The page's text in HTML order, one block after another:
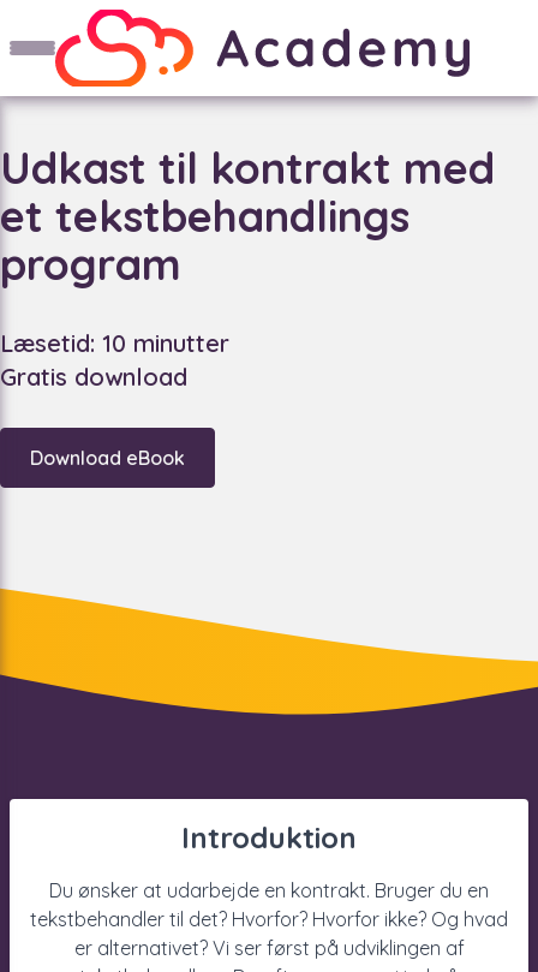
Udkast til kontrakt med
et tekstbehandlings
program
Læsetid: 10 minutter
Gratis download
Download eBook
Introduktion
Du ønsker at udarbejde en kontrakt. Bruger du en
tekstbehandler til det? Hvorfor? Hvorfor ikke? Og hvad
er alternativet? Vi ser først på udviklingen af